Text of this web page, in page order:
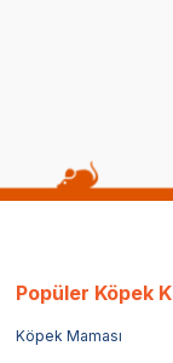
Popüler Köpek
Köpek Maması